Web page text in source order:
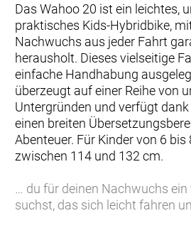
Das Wahoo 20 ist ein leichtes,
praktisches Kids-Hybridbike,
Nachwuchs aus jeder Fahrt
herausholt. Dieses vielseitige
einfache Handhabung
überzeugt auf einer Reihe von
Untergründen und verfügt
einen breiten
Abenteuer. Für Kinder von 6 bis
zwischen 114 und 132 cm.
… du für deinen Nachwuchs ein
suchst, das sich leicht fahren